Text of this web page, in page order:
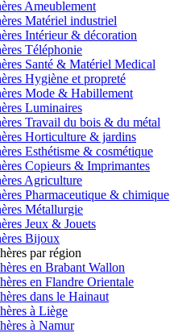
Ameublement
Matériel industriel
Intérieur & décoration
Téléphonie
Santé & Matériel Medical
Hygiène et propreté
Mode & Habillement
Luminaires
Travail du bois & du métal
Horticulture & jardins
Esthétisme & cosmétique
Copieurs & Imprimantes
Agriculture
Pharmaceutique & chimique
Métallurgie
Jeux & Jouets
Bijoux
par région
en Brabant Wallon
en Flandre Orientale
dans le Hainaut
à Liège
à Namur